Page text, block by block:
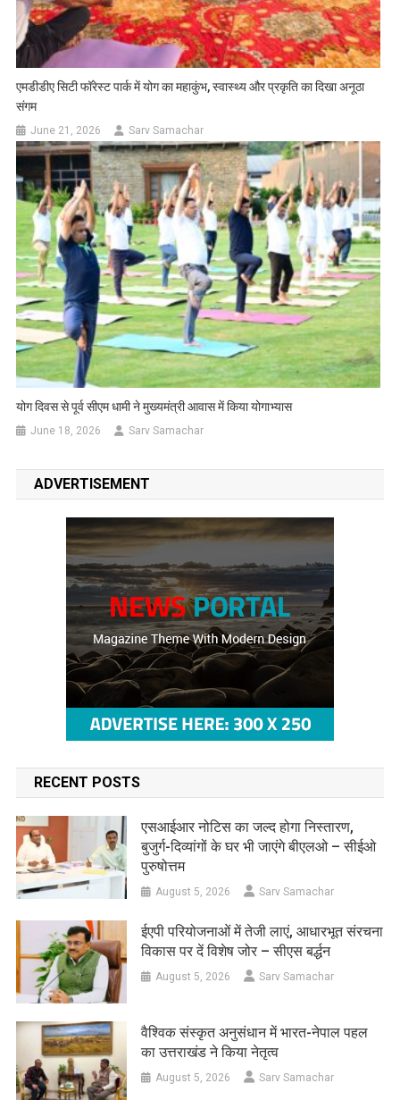
एमडीडीए सिटी फॉरेस्ट पार्क में योग का महाकुंभ, स्वास्थ्य और प्रकृति का दिखा अनूठा
संगम
June 21, 2026 Sarv Samachar
योग दिवस से पूर्व सीएम धामी ने मुख्यमंत्री आवास में किया योगाभ्यास
June 18, 2026 Sarv Samachar
ADVERTISEMENT
RECENT POSTS
एसआईआर नोटिस का जल्द होगा निस्तारण,
बुजुर्ग-दिव्यांगों के घर भी जाएंगे बीएलओ – सीईओ
पुरुषोत्तम
August 5, 2026 Sarv Samachar
ईएपी परियोजनाओं में तेजी लाएं, आधारभूत संरचना
विकास पर दें विशेष जोर – सीएस बर्द्धन
August 5, 2026 Sarv Samachar
वैश्विक संस्कृत अनुसंधान में भारत-नेपाल पहल
का उत्तराखंड ने किया नेतृत्व
August 5, 2026 Sarv Samachar